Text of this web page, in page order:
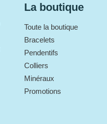
La boutique
Toute la boutique
Bracelets
Pendentifs
Colliers
Minéraux
Promotions